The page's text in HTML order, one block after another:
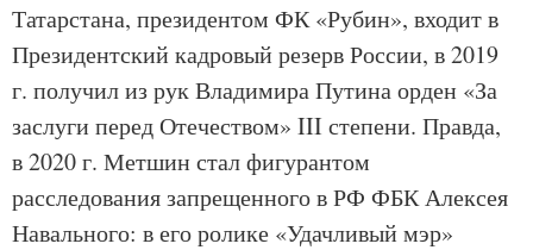
Татарстана, президентом ФК «Рубин», входит в
Президентский кадровый резерв России, в 2019
г. получил из рук Владимира Путина орден «За
заслуги перед Отечеством» III степени. Правда,
в 2020 г. Метшин стал фигурантом
расследования запрещенного в РФ ФБК Алексея
Навального: в его ролике «Удачливый мэр»